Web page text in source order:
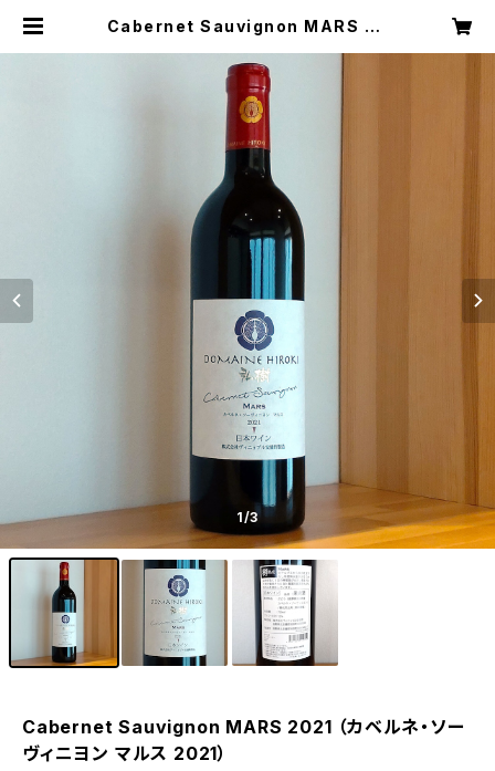
Cabernet Sauvignon MARS 20
2021） | ドメーヌ・ヒロキ【公式通販】
DOMAINE HIROKI
1/3
Cabernet Sauvignon MARS 2021 （カベルネ・ソー
ヴィニヨン マルス 2021）